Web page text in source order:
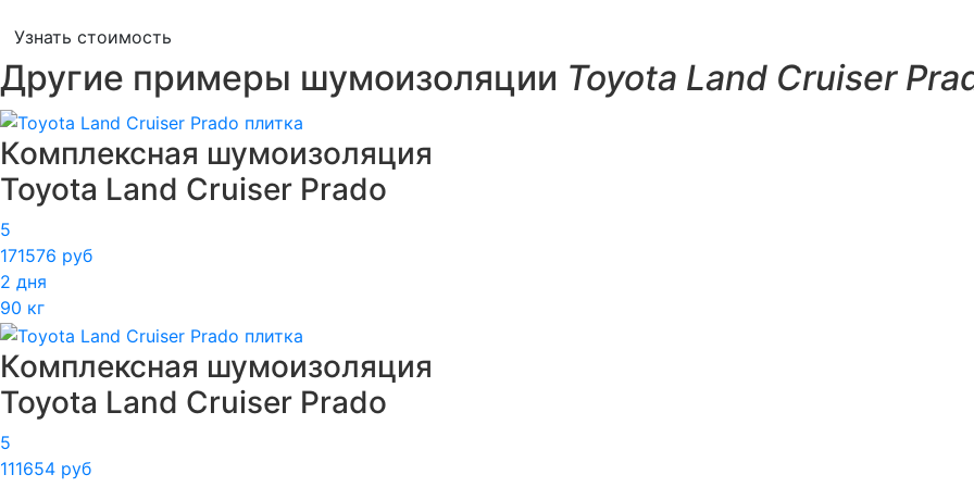
Узнать стоимость
Другие примеры шумоизоляции Toyota Land Cruiser
Комплексная шумоизоляция
Toyota Land Cruiser Prado
5
171576 руб
2 дня
90 кг
Комплексная шумоизоляция
Toyota Land Cruiser Prado
5
111654 руб